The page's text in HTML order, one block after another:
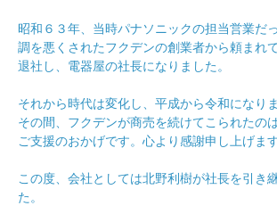
昭和６３年、当時パナソニックの担当営業だ
調を悪くされたフクデンの創業者から頼まれ
退社し、電器屋の社長になりました。
それから時代は変化し、平成から令和になりま
その間、フクデンが商売を続けてこられたの
ご支援のおかげです。心より感謝申し上げます
この度、会社としては北野利樹が社長を引き
た。